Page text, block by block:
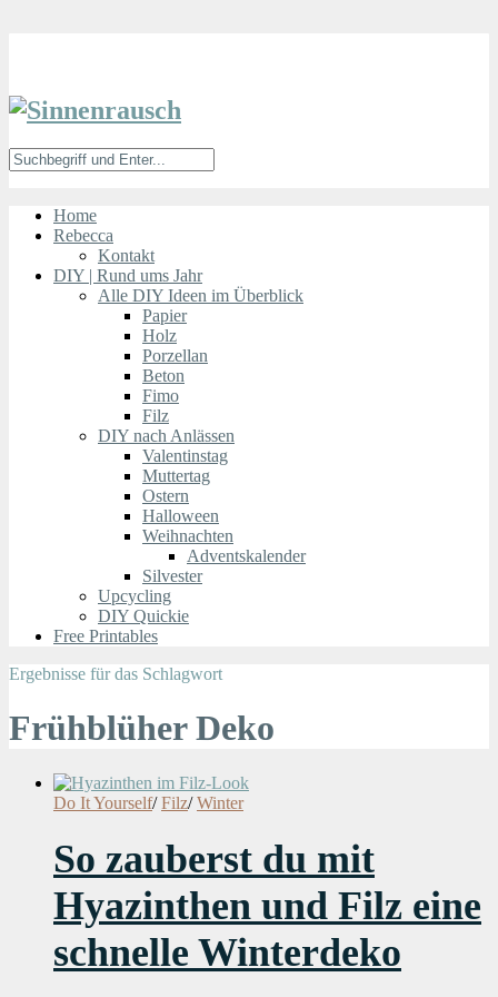
Home
Rebecca
Kontakt
DIY | Rund ums Jahr
Alle DIY Ideen im Überblick
Papier
Holz
Porzellan
Beton
Fimo
Filz
DIY nach Anlässen
Valentinstag
Muttertag
Ostern
Halloween
Weihnachten
Adventskalender
Silvester
Upcycling
DIY Quickie
Free Printables
Ergebnisse für das Schlagwort
Frühblüher Deko
Do It Yourself/ Filz/ Winter
So zauberst du mit
Hyazinthen und Filz eine
schnelle Winterdeko